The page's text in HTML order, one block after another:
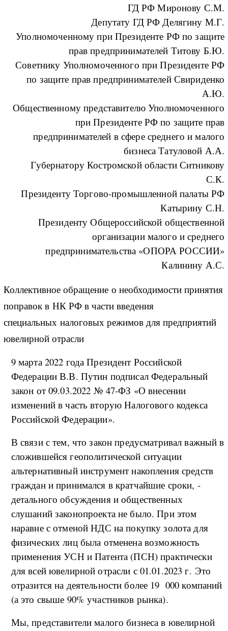
ГД РФ Миронову С.М.
Депутату ГД РФ Делягину М.Г.
Уполномоченному при Президенте РФ по защите
прав предпринимателей Титову Б.Ю.
Советнику Уполномоченного при Президенте РФ
по защите прав предпринимателей Свириденко
А.Ю.
Общественному представителю Уполномоченного
при Президенте РФ по защите прав
предпринимателей в сфере среднего и малого
бизнеса Татуловой А.А.
Губернатору Костромской области Ситникову
С.К.
Президенту Торгово-промышленной палаты РФ
Катырину С.Н.
Президенту Общероссийской общественной
организации малого и среднего
предпринимательства «ОПОРА РОССИИ»
Калинину А.С.
Коллективное обращение о необходимости принятия
поправок в НК РФ в части введения
специальных налоговых режимов для предприятий
ювелирной отрасли
9 марта 2022 года Президент Российской
Федерации В.В. Путин подписал Федеральный
закон от 09.03.2022 № 47-ФЗ «О внесении
изменений в часть вторую Налогового кодекса
Российской Федерации».
В связи с тем, что закон предусматривал важный в
сложившейся геополитической ситуации
альтернативный инструмент накопления средств
граждан и принимался в кратчайшие сроки, -
детального обсуждения и общественных
слушаний законопроекта не было. При этом
наравне с отменой НДС на покупку золота для
физических лиц была отменена возможность
применения УСН и Патента (ПСН) практически
для всей ювелирной отрасли с 01.01.2023 г. Это
отразится на деятельности более 19 000 компаний
(а это свыше 90% участников рынка).
Мы, представители малого бизнеса в ювелирной